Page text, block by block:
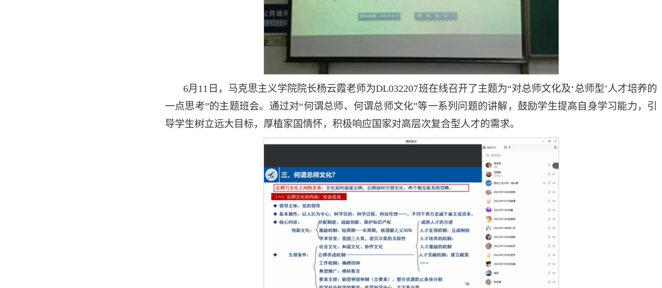
6月11日，马克思主义学院院长杨云霞老师为DL032207班在线召开了主题为“对总师文化及‘总师型’人才培养的
一点思考”的主题班会。通过对“何谓总师、何谓总师文化”等一系列问题的讲解，鼓励学生提高自身学习能力，引
导学生树立远大目标，厚植家国情怀，积极响应国家对高层次复合型人才的需求。